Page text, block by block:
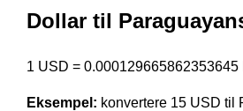
Dollar til
1 USD = 0.000129665862353645
Eksempel: konvertere 15 USD til